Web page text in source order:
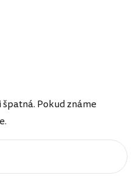
Pokud známe